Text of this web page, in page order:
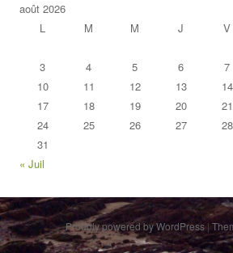
août 2026
L
M M J V
3
4 5 6 7
10
11 12 13 14
17
18 19 20 21
24
25 26 27 28
31
« Juil
Proudly powered by WordPress|